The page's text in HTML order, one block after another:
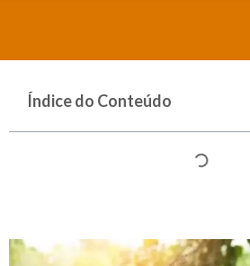
Índice do Conteúdo